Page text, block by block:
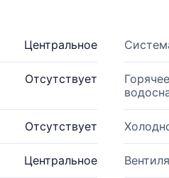
Центральное
Отсутствует
Горячее
Отсутствует
Центральное